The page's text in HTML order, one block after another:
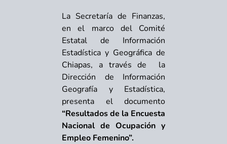
La Secretaría de Finanzas,
en el marco del Comité
Estatal de Información
Estadística y Geográfica de
Chiapas, a través de la
Dirección de Información
Geografía y Estadística,
presenta el documento
“Resultados de la Encuesta
Nacional de Ocupación y
Empleo Femenino”.